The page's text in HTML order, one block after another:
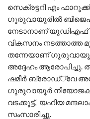
സെക്രട്ടറി എം
ഗുരുവായുരില്‍
നേടാനാണ് യുഡിഎഫ്
വികസനം
തന്നേയാണ്
അദ്ദേഹം ആരോപിച്ചു.
ഷമീര്‍ ബ്രോഡ്്‌വേ
ഗുരുവായൂര്‍ നിയോജക
വടക്കൂട്ട്, യഹിയ
സംസാരിച്ചു.